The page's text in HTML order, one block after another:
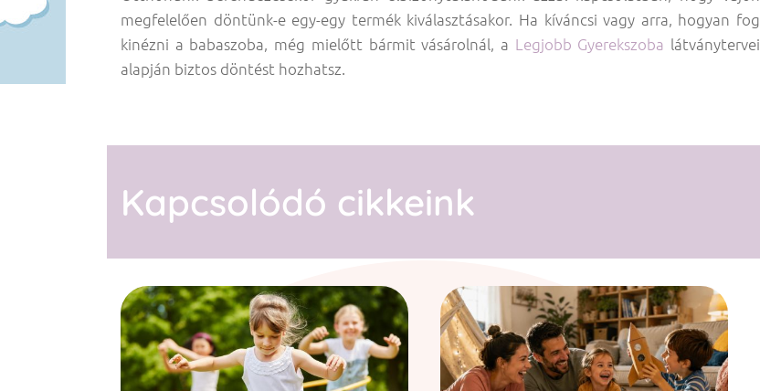
megfelelően döntünk-e egy-egy termék kiválasztásakor. Ha kíváncsi vagy arra, hogyan fog
kinézni a babaszoba, még mielőtt bármit vásárolnál, a Legjobb Gyerekszoba látványtervei
alapján biztos döntést hozhatsz.
Kapcsolódó cikkeink